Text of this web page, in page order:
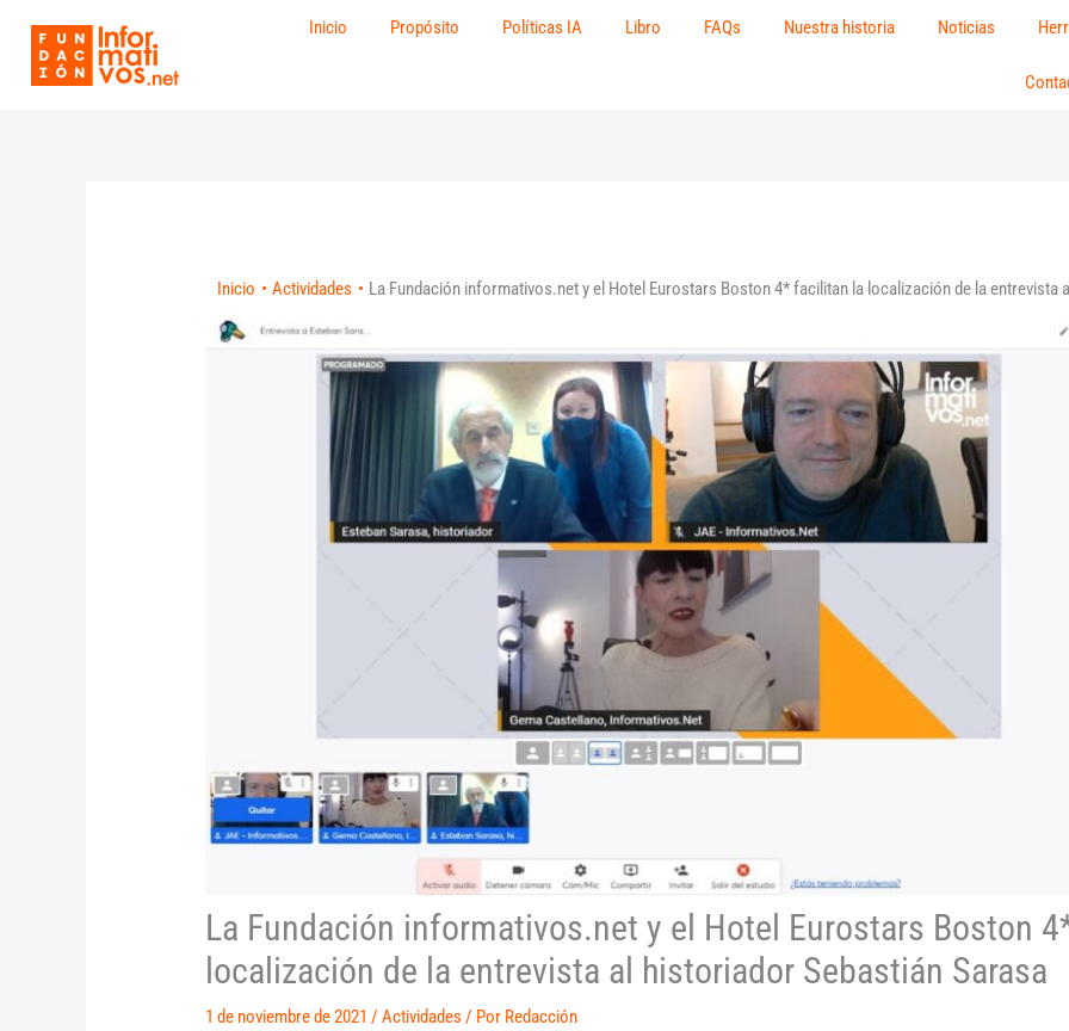
contenido
Inicio Propósito Políticas IA Libro FAQs Nuestra historia Noticias
Inicio Actividades La Fundación informativos.net y el Hotel Eurostars Boston 4* facilitan la localización de la entrevista
La Fundación informativos.net y el Hotel Eurostars Boston
localización de la entrevista al historiador Sebastián Sarasa
1 de noviembre de 2021/Actividades / Por Redacción